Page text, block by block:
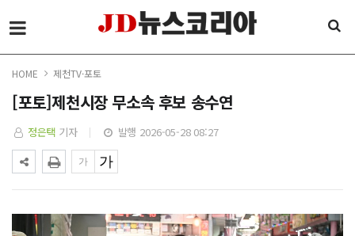
HOME 제천TV·포토
[포토]제천시장 무소속 후보 송수연
정은택 기자 발행 2026-05-28 08:27